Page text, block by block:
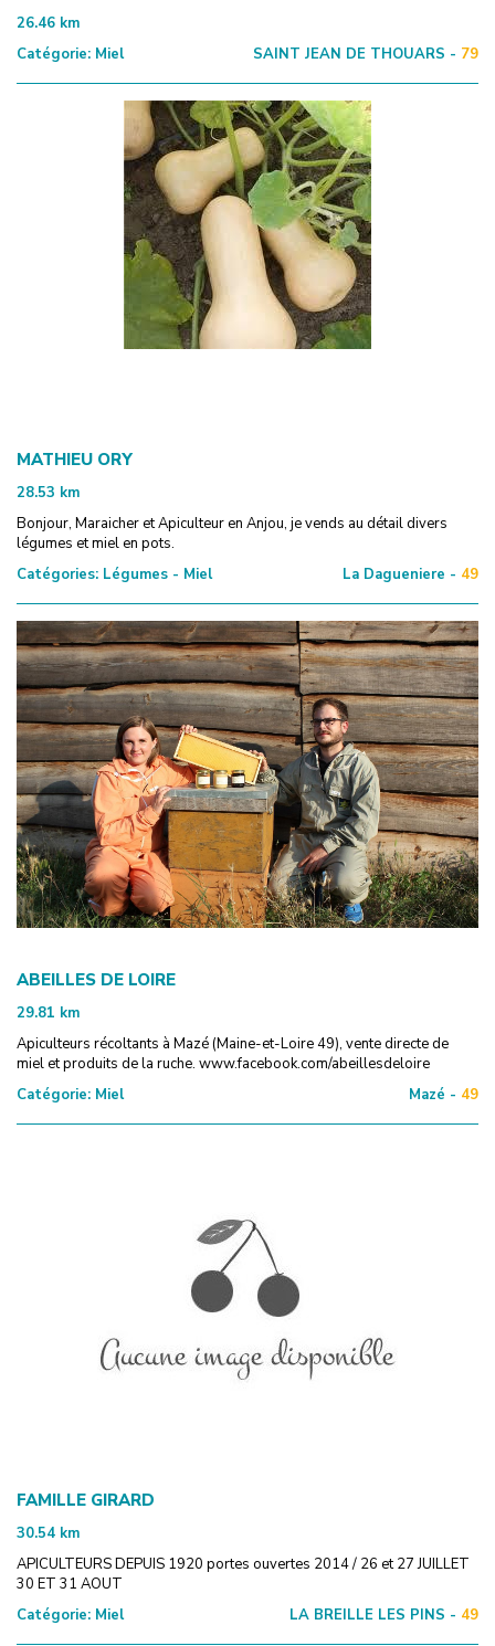
26.46 km
Catégorie: Miel SAINT JEAN DE THOUARS - 79
MATHIEU ORY
28.53 km
Bonjour, Maraicher et Apiculteur en Anjou, je vends au détail divers
légumes et miel en pots.
Catégories: Légumes - Miel La Dagueniere - 49
ABEILLES DE LOIRE
29.81 km
Apiculteurs récoltants à Mazé (Maine-et-Loire 49), vente directe de
miel et produits de la ruche. www.facebook.com/abeillesdeloire
Catégorie: Miel Mazé - 49
FAMILLE GIRARD
30.54 km
APICULTEURS DEPUIS 1920 portes ouvertes 2014 / 26 et 27 JUILLET
30 ET 31 AOUT
Catégorie: Miel LA BREILLE LES PINS - 49